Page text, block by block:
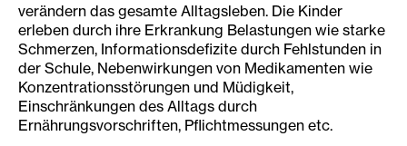
verändern das gesamte Alltagsleben. Die Kinder
erleben durch ihre Erkrankung Belastungen wie starke
Schmerzen, Informationsdefizite durch Fehlstunden in
der Schule, Nebenwirkungen von Medikamenten wie
Konzentrationsstörungen und Müdigkeit,
Einschränkungen des Alltags durch
Ernährungsvorschriften, Pflichtmessungen etc.